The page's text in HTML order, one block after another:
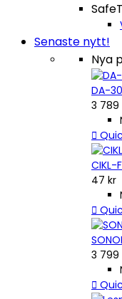
Senaste nytt!
Nya
DA-
3 789

CIKL-
47 kr

3 799
